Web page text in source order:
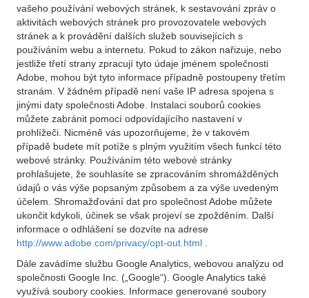
vašeho používání webových stránek, k sestavování zpráv o
aktivitách webových stránek pro provozovatele webových
stránek a k provádění dalších služeb souvisejících s
používáním webu a internetu. Pokud to zákon nařizuje, nebo
jestliže třetí strany zpracují tyto údaje jménem společnosti
Adobe, mohou být tyto informace případně postoupeny třetím
stranám. V žádném případě není vaše IP adresa spojena s
jinými daty společnosti Adobe. Instalaci souborů cookies
můžete zabránit pomocí odpovídajícího nastavení v
prohlížeči. Nicméně vás upozorňujeme, že v takovém
případě budete mít potíže s plným využitím všech funkcí této
webové stránky. Používáním této webové stránky
prohlašujete, že souhlasíte se zpracováním shromážděných
údajů o vás výše popsaným způsobem a za výše uvedeným
účelem. Shromažďování dat pro společnost Adobe můžete
ukončit kdykoli, účinek se však projeví se zpožděním. Další
informace o odhlášení se dozvíte na adrese
http://www.adobe.com/privacy/opt-out.html
Dále zavádíme službu Google Analytics, webovou analýzu od
společnosti Google Inc. („Google“). Google Analytics také
využívá soubory cookies. Informace generované soubory